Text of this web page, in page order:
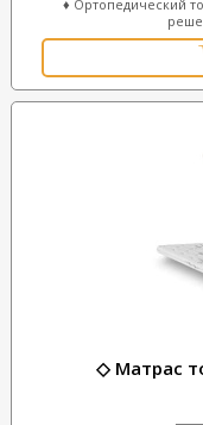
♦ Ортопедический
◇ Матрас